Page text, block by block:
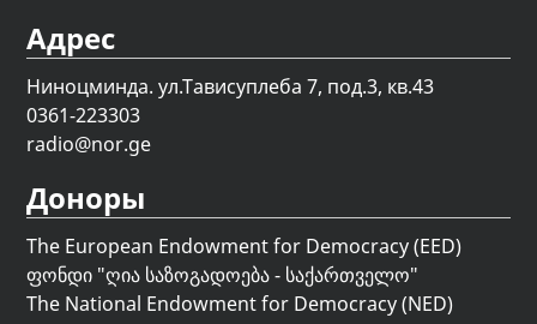
Адрес
Ниноцминда. ул.Тависуплеба 7, под.3, кв.43
0361-223303
radio@nor.ge
Доноры
The European Endowment for Democracy (EED)
ფონდი "ღია საზოგადოება - საქართველო"
The National Endowment for Democracy (NED)